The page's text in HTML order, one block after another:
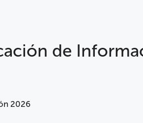
de
2026